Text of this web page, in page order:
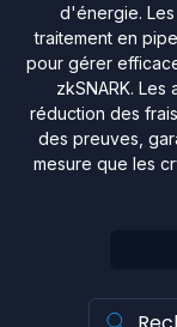
d'énergie.
traitement en
pour gérer
zkSNARK.
réduction des
des preuves,
mesure que les